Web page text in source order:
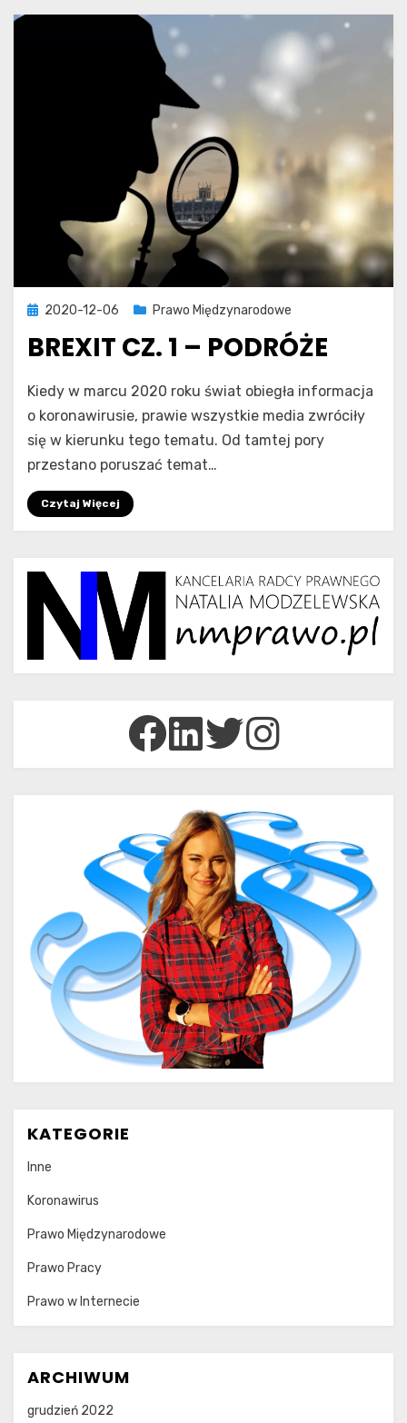
Posted
2020-12-06 Prawo Międzynarodowe
BREXIT CZ. 1 – PODRÓŻE
Natalia Modzelewska
Kiedy w marcu 2020 roku świat obiegła informacja
o koronawirusie, prawie wszystkie media zwróciły
się w kierunku tego tematu. Od tamtej pory
przestano poruszać temat…
Czytaj Więcej
KATEGORIE
Inne
Koronawirus
Prawo Międzynarodowe
Prawo Pracy
Prawo w Internecie
ARCHIWUM
grudzień 2022